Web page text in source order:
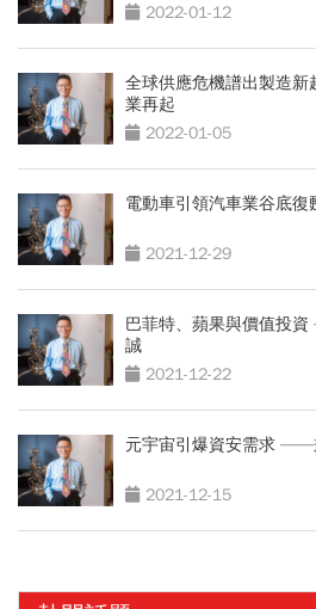
2022-01-12
全球供應危機譜出製造
業再起
2022-01-05
電動車引領汽車業谷底
2021-12-29
巴菲特、蘋果與價值投
誠
2021-12-22
元宇宙引爆資安需求 ——
2021-12-15